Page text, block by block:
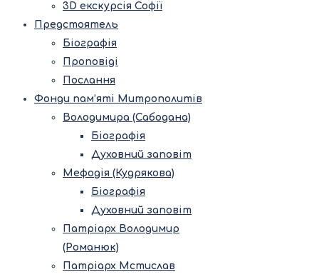
3D екскурсія Софії
Предстоятель
Біографія
Проповіді
Послання
Фонди пам’яті Митрополитів
Володимира (Сабодана)
Біографія
Духовний заповіт
Мефодія (Кудрякова)
Біографія
Духовний заповіт
Патріарх Володимир
(Романюк)
Патріарх Мстислав